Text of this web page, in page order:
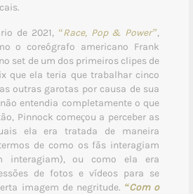
de 2021, “Race, Pop & Power”,
o coreógrafo americano Frank
set de um dos primeiros clipes de
que ela teria que trabalhar cinco
outras garotas por causa de sua
entendia completamente o que
Pinnock começou a perceber as
ela era tratada de maneira
de como os fãs interagiam
interagiam), ou como ela era
de fotos e vídeos para se
imagem de negritude. “Com o